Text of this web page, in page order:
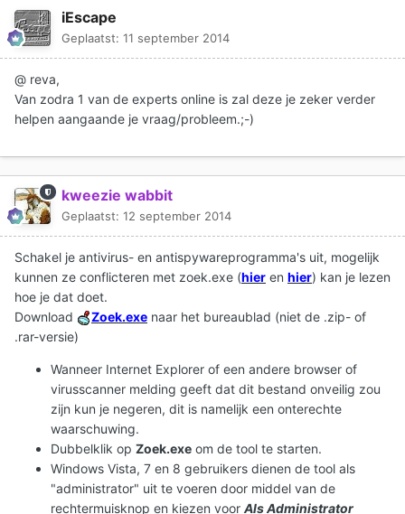
iEscape
Geplaatst: 11 september 2014
@ reva,
Van zodra 1 van de experts online is zal deze je zeker verder
helpen aangaande je vraag/probleem.;-)
kweezie wabbit
Geplaatst: 12 september 2014
Schakel je antivirus- en antispywareprogramma's uit, mogelijk
kunnen ze conflicteren met zoek.exe (hier en hier) kan je lezen
hoe je dat doet.
Download
Zoek.exe naar het bureaublad (niet de .zip- of
.rar-versie)
Wanneer Internet Explorer of een andere browser of
virusscanner melding geeft dat dit bestand onveilig zou
zijn kun je negeren, dit is namelijk een onterechte
waarschuwing.
Dubbelklik op Zoek.exe om de tool te starten.
Windows Vista, 7 en 8 gebruikers dienen de tool als
"administrator" uit te voeren door middel van de
rechtermuisknop en kiezen voor Als Administrator